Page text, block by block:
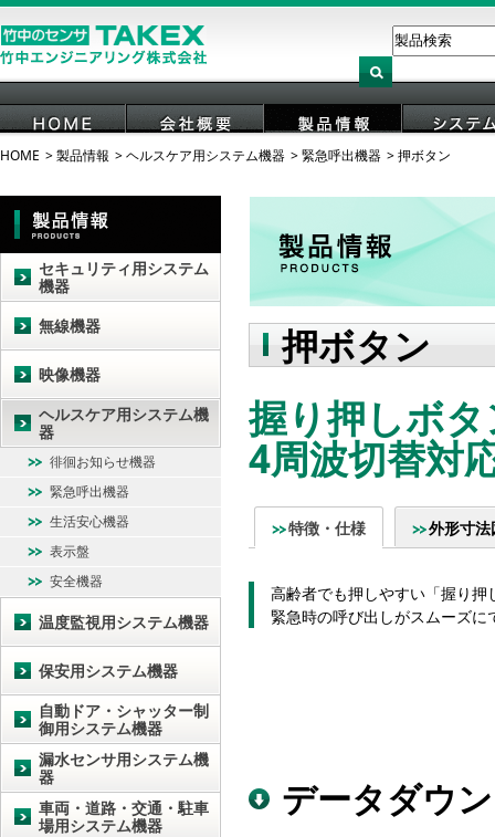
HOME 会社概要 製品情報 システ
HOME 製品情報 ヘルスケア用システム機器 緊急呼出機器 押ボタン
押ボタン
握り押しボ
4周波切替対
特徴・仕様 外形寸法
高齢者でも押しやすい「握り押
緊急時の呼び出しがスムーズに
データダウ
セキュリティ用システム
機器
無線機器
映像機器
ヘルスケア用システム機
器
徘徊お知らせ機器
緊急呼出機器
生活安心機器
表示盤
安全機器
温度監視用システム機器
保安用システム機器
自動ドア・シャッター制
御用システム機器
漏水センサ用システム機
器
車両・道路・交通・駐車
場用システム機器